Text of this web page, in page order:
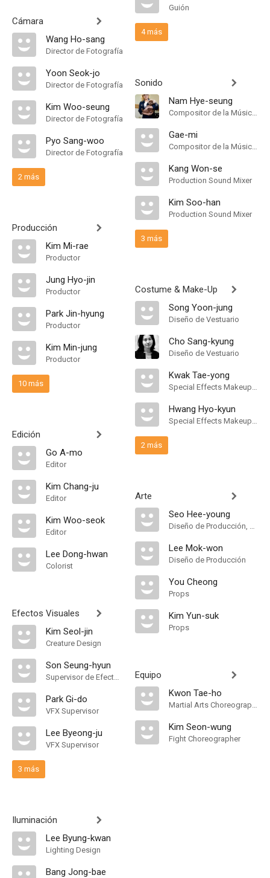
Cámara
Wang Ho-sang
Director de Fotografía
Yoon Seok-jo
Director de Fotografía
Kim Woo-seung
Director de Fotografía
Pyo Sang-woo
Director de Fotografía
2 más
Producción
Kim Mi-rae
Productor
Jung Hyo-jin
Productor
Park Jin-hyung
Productor
Kim Min-jung
Productor
10 más
Edición
Go A-mo
Editor
Kim Chang-ju
Editor
Kim Woo-seok
Editor
Lee Dong-hwan
Colorist
Efectos Visuales
Kim Seol-jin
Creature Design
Son Seung-hyun
Supervisor de Efectos Visuales
Park Gi-do
VFX Supervisor
Lee Byeong-ju
VFX Supervisor
3 más
Iluminación
Lee Byung-kwan
Lighting Design
Bang Jong-bae
Guión
4 más
Sonido
Nam Hye-seung
Compositor de la Música Original
Gae-mi
Compositor de la Música Original
Kang Won-se
Production Sound Mixer
Kim Soo-han
Production Sound Mixer
3 más
Costume & Make-Up
Song Yoon-jung
Diseño de Vestuario
Cho Sang-kyung
Diseño de Vestuario
Kwak Tae-yong
Special Effects Makeup Artist
Hwang Hyo-kyun
Special Effects Makeup Artist
2 más
Arte
Seo Hee-young
Diseño de Producción, Dirección Artística
Lee Mok-won
Diseño de Producción
You Cheong
Props
Kim Yun-suk
Props
Equipo
Kwon Tae-ho
Martial Arts Choreographer
Kim Seon-wung
Fight Choreographer